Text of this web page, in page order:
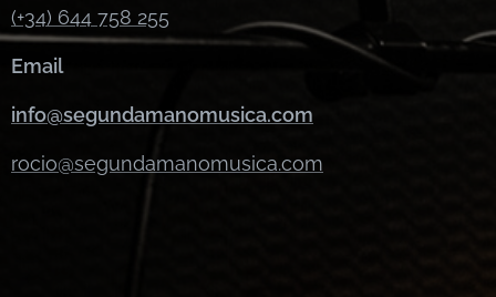
(+34) 644 758 255
Email
info@segundamanomusica.com
rocio@segundamanomusica.com